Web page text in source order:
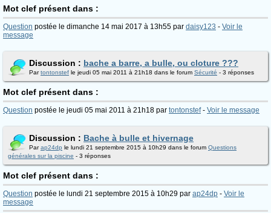
Mot clef présent dans :
Question postée le dimanche 14 mai 2017 à 13h55 par daisy123 - Voir le
message
Discussion : bache a barre, a bulle, ou cloture ???
Partontonstef le jeudi 05 mai 2011 à 21h18 dans le forum Sécurité - 3 réponses
Mot clef présent dans :
Question postée le jeudi 05 mai 2011 à 21h18 par tontonstef- Voir le message
Discussion : Bache à bulle et hivernage
Parap24dp le lundi 21 septembre 2015 à 10h29 dans le forum Questions
générales sur la piscine - 3 réponses
Mot clef présent dans :
Question postée le lundi 21 septembre 2015 à 10h29 par ap24dp - Voir le
message